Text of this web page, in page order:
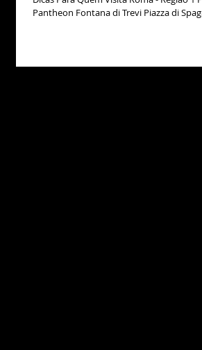
Pantheon Fontana di Trevi Piazza di